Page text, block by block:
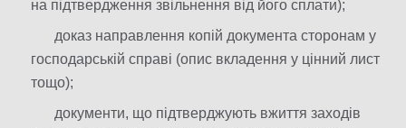
на підтвердження звільнення від його сплати);
доказ направлення копій документа сторонам у
господарській справі (опис вкладення у цінний лист
тощо);
документи, що підтверджують вжиття заходів